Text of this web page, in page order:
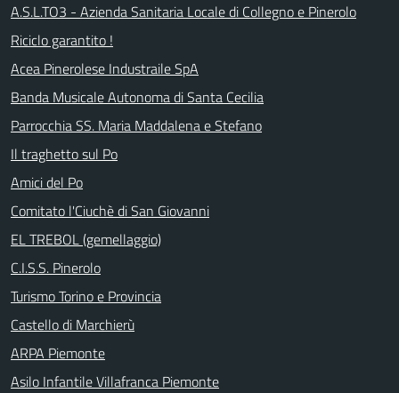
A.S.L.TO3 - Azienda Sanitaria Locale di Collegno e Pinerolo
Riciclo garantito !
Acea Pinerolese Industraile SpA
Banda Musicale Autonoma di Santa Cecilia
Parrocchia SS. Maria Maddalena e Stefano
Il traghetto sul Po
Amici del Po
Comitato l'Ciuchè di San Giovanni
EL TREBOL (gemellaggio)
C.I.S.S. Pinerolo
Turismo Torino e Provincia
Castello di Marchierù
ARPA Piemonte
Asilo Infantile Villafranca Piemonte